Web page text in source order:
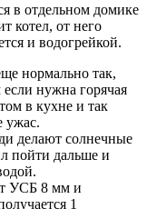
в отдельном домике
котел, от него
и водогрейкой.
нормально так,
если нужна горячая
в кухне и так
ужас.
делают солнечные
пойти дальше и
УСБ 8 мм и
1